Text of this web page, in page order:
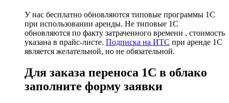
У нас бесплатно обновляются типовые программы 1С
при использовании аренды. Не типовые 1С
обновляются по факту затраченного времени , стоимость
указана в прайс-листе. Подписка на ИТС при аренде 1С
является желательной, но не обязательной.
Для заказа переноса 1С в облако
заполните форму заявки